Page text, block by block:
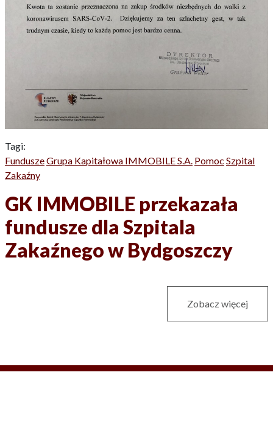
Tagi:
FunduszeGrupa Kapitałowa IMMOBILE S.A. Pomoc Szpital
Zakaźny
GK IMMOBILE przekazała
fundusze dla Szpitala
Zakaźnego w Bydgoszczy
Zobacz więcej